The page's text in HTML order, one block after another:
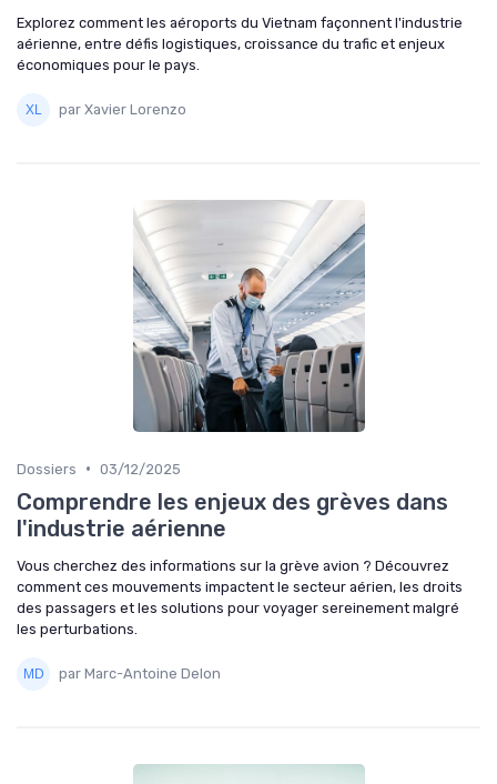
Explorez comment les aéroports du Vietnam façonnent l'industrie
aérienne, entre défis logistiques, croissance du trafic et enjeux
économiques pour le pays.
par Xavier Lorenzo
Dossiers • 03/12/2025
Comprendre les enjeux des grèves dans
l'industrie aérienne
Vous cherchez des informations sur la grève avion ? Découvrez
comment ces mouvements impactent le secteur aérien, les droits
des passagers et les solutions pour voyager sereinement malgré
les perturbations.
par Marc-Antoine Delon